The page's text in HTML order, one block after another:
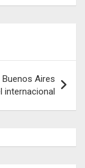
Aires
internacional